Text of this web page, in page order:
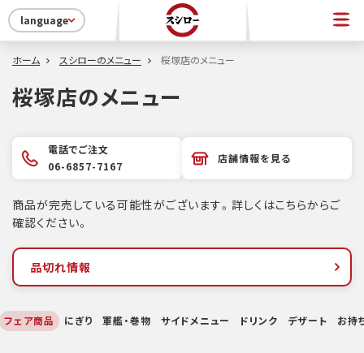
language
ホーム スシローのメニュー 桜塚店のメニュー
桜塚店のメニュー
電話でご注文
06-6857-7167
店舗情報を見る
商品が完売している可能性がございます。詳しくはこちらからご
確認ください。
品切れ情報
フェア商品 にぎり 軍艦・巻物 サイドメニュー ドリンク デザート お持